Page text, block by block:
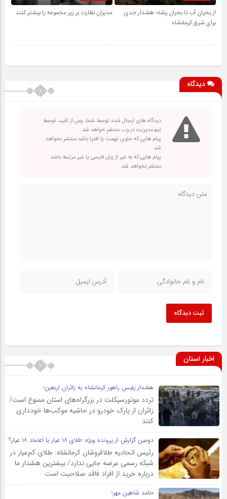
از بحران آب تا بحران پشه؛ هشدار جدی
برای شرق کرمانشاه
مدیران نظارت بر زیر مجموعه را بیشتر کنند
دیدگاه
دیدگاه های ارسال شده توسط شما، پس از تایید توسط
تیم مدیریت در وب منتشر خواهد شد.
پیام هایی که حاوی تهمت یا افترا باشد منتشر نخواهد
شد.
پیام هایی که به غیر از زبان فارسی یا غیر مرتبط باشد
منتشر نخواهد شد.
ثبت دیدگاه
اخبار استان
هشدار پلیس راهور کرمانشاه به زائران اربعین؛
تردد موتورسیکلت در بزرگراه‌های استان ممنوع است/
زائران از پارک خودرو در حاشیه موکب‌ها خودداری
کنند
دومین گزارش از پرونده ویژه :طلای ۱۸ عیار یا اعتماد ۱۸ عیار؟
رئیس اتحادیه طلافروشان کرمانشاه: طلای کم‌عیار در
شبکه رسمی عرضه جایی ندارد/ بیشترین هشدار ما
درباره خرید از افراد فاقد صلاحیت است
حامد شاهین مهر؛